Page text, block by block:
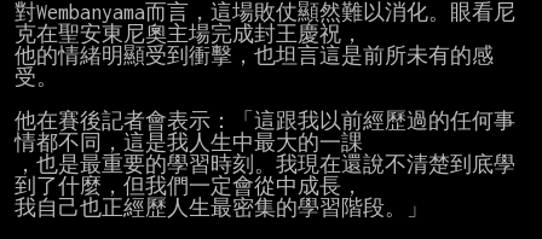
對Wembanyama而言，這場敗仗顯然難以消化。眼看尼
克在聖安東尼奧主場完成封王慶祝，
他的情緒明顯受到衝擊，也坦言這是前所未有的感
受。
他在賽後記者會表示：「這跟我以前經歷過的任何事
情都不同，這是我人生中最大的一課
，也是最重要的學習時刻。我現在還說不清楚到底學
到了什麼，但我們一定會從中成長，
我自己也正經歷人生最密集的學習階段。」